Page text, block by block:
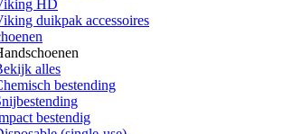
HD
duikpak accessoires
alles
bestending
bestendig